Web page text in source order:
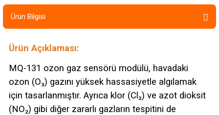
Ürün Bilgisi
Ürün Açıklaması:
MQ-131 ozon gaz sensörü modülü, havadaki
ozon (O₃) gazını yüksek hassasiyetle algılamak
için tasarlanmıştır. Ayrıca klor (Cl₂) ve azot dioksit
(NO₂) gibi diğer zararlı gazların tespitini de